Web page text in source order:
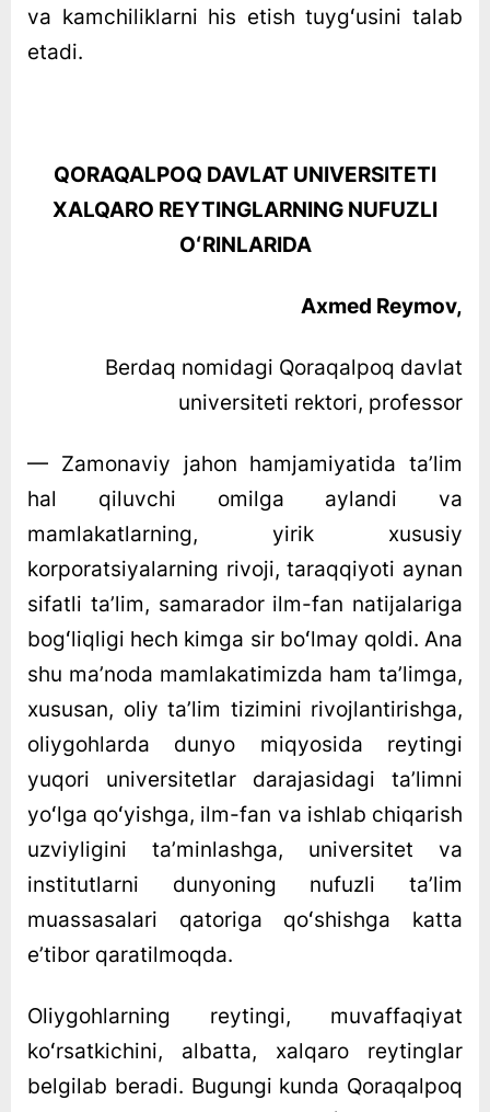
va kamchiliklarni his etish tuygʻusini talab
etadi.
QORAQALPOQ DAVLAT UNIVERSITETI
XALQARO REYTINGLARNING NUFUZLI
OʻRINLARIDA
Axmed Reymov,
Berdaq nomidagi Qoraqalpoq davlat
universiteti rektori, professor
— Zamonaviy jahon hamjamiyatida taʼlim
hal qiluvchi omilga aylandi va
mamlakatlarning, yirik xususiy
korporatsiyalarning rivoji, taraqqiyoti aynan
sifatli taʼlim, samarador ilm-fan natijalariga
bogʻliqligi hech kimga sir boʻlmay qoldi. Ana
shu maʼnoda mamlakatimizda ham taʼlimga,
xususan, oliy taʼlim tizimini rivojlantirishga,
oliygohlarda dunyo miqyosida reytingi
yuqori universitetlar darajasidagi taʼlimni
yoʻlga qoʻyishga, ilm-fan va ishlab chiqarish
uzviyligini taʼminlashga, universitet va
institutlarni dunyoning nufuzli taʼlim
muassasalari qatoriga qoʻshishga katta
eʼtibor qaratilmoqda.
Oliygohlarning reytingi, muvaffaqiyat
koʻrsatkichini, albatta, xalqaro reytinglar
belgilab beradi. Bugungi kunda Qoraqalpoq